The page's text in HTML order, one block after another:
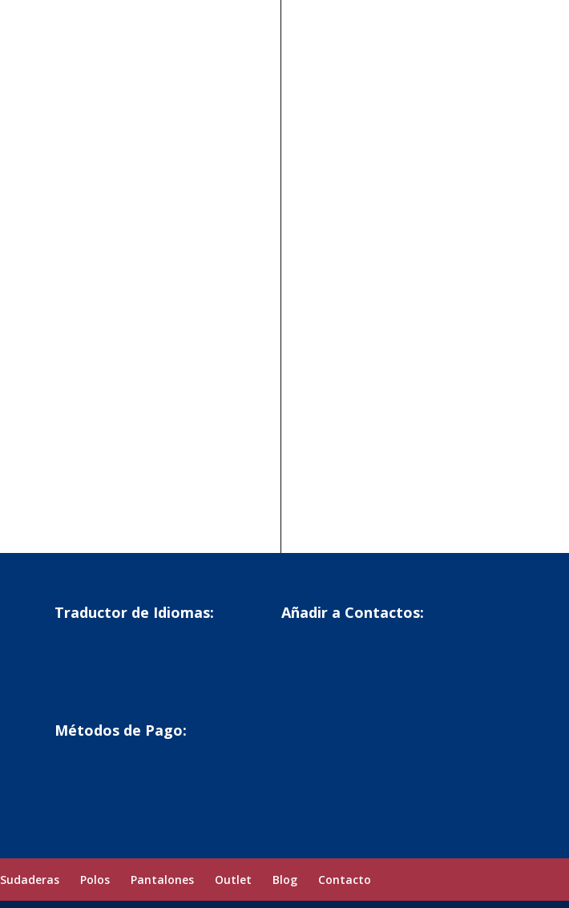
Traductor de Idiomas:
Métodos de Pago:
Añadir a Contactos:
Sudaderas Polos Pantalones Outlet Blog Contacto